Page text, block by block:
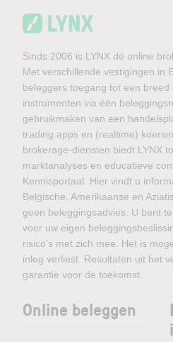
Sinds 2006 is LYNX dé online
Met verschillende vestigingen in
beleggers toegang tot een breed
instrumenten via één
gebruikmaken van een
trading apps en (realtime)
brokerage-diensten biedt LYNX
marktanalyses en educatieve
Kennisportaal. Hier vindt u
Belgische, Amerikaanse en
geen beleggingsadvies. U bent
voor uw eigen
risico’s met zich mee. Het is
inleg verliest. Resultaten uit het
garantie voor de toekomst.
Online beleggen